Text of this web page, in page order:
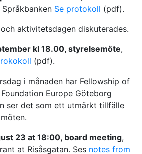
Språkbanken Se protokoll (pdf).
aktivitetsdagen diskuterades.
kl 18.00, styrelsemöte,
(pdf).
i månaden har Fellowship of
Europe Göteborg
ser det som ett utmärkt tillfälle
23 at 18:00, board meeting,
at Risåsgatan. Ses notes from